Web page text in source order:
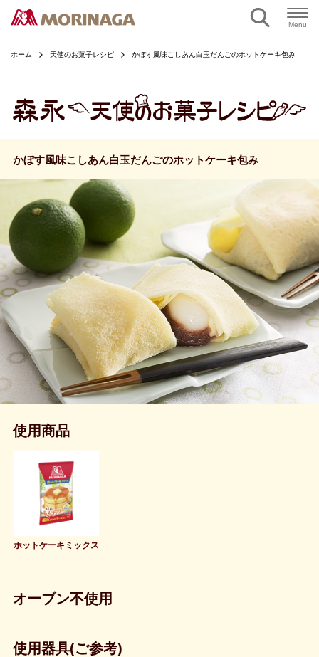
Menu
ホーム 天使のお菓子レシピ かぼす風味こしあん白玉だんごのホットケーキ包み
かぼす風味こしあん白玉だんごのホットケーキ包み
使用商品
ホットケーキミックス
オーブン不使用
使用器具(ご参考)